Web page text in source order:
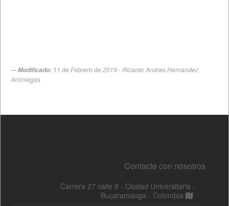
Contacte con nosotros
Carrera 27 calle 9 - Ciudad Universitaria -
Bucaramanga - Colombia